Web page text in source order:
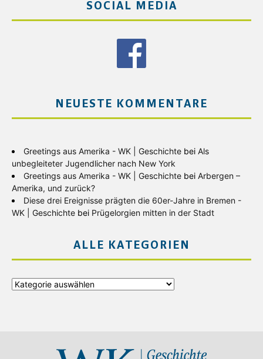
SOCIAL MEDIA
NEUESTE KOMMENTARE
Greetings aus Amerika - WK | Geschichte bei Als
unbegleiteter Jugendlicher nach New York
Greetings aus Amerika - WK | Geschichte bei Arbergen –
Amerika, und zurück?
Diese drei Ereignisse prägten die 60er-Jahre in Bremen -
WK | Geschichte bei Prügelorgien mitten in der Stadt
ALLE KATEGORIEN
Alle